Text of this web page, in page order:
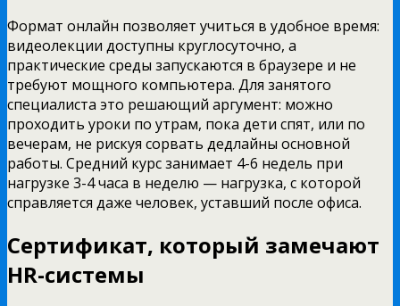
Формат онлайн позволяет учиться в удобное время:
видеолекции доступны круглосуточно, а
практические среды запускаются в браузере и не
требуют мощного компьютера. Для занятого
специалиста это решающий аргумент: можно
проходить уроки по утрам, пока дети спят, или по
вечерам, не рискуя сорвать дедлайны основной
работы. Средний курс занимает 4-6 недель при
нагрузке 3-4 часа в неделю — нагрузка, с которой
справляется даже человек, уставший после офиса.
Сертификат, который замечают
HR-системы